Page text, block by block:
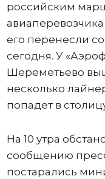
российским
авиаперевозчика
его перенесли
сегодня. У
Шереметьево
несколько
попадет в
На 10 утра
сообщению
постарались